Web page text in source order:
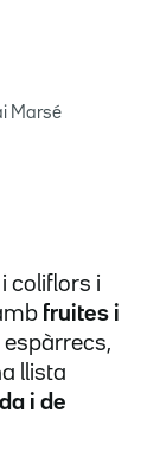
Marsé
coliflors i
fruites i
espàrrecs,
llista
i de